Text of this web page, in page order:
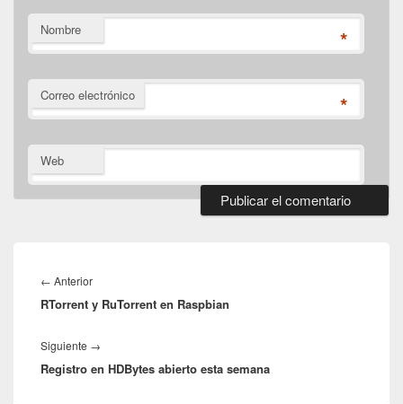
Nombre *
Correo electrónico *
Web
de
entradas
← AnteriorEntrada
anterior:
RTorrent y RuTorrent en Raspbian
Siguiente →
siguiente:
Registro en HDBytes abierto esta semana